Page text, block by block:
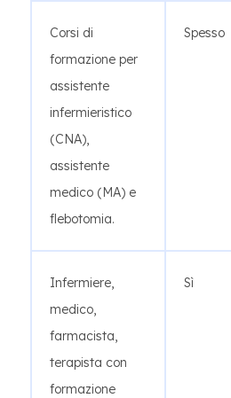
Corsi di
formazione per
assistente
infermieristico
(CNA),
assistente
medico (MA) e
flebotomia.
Spesso
Infermiere,
medico,
farmacista,
terapista con
formazione
Sì